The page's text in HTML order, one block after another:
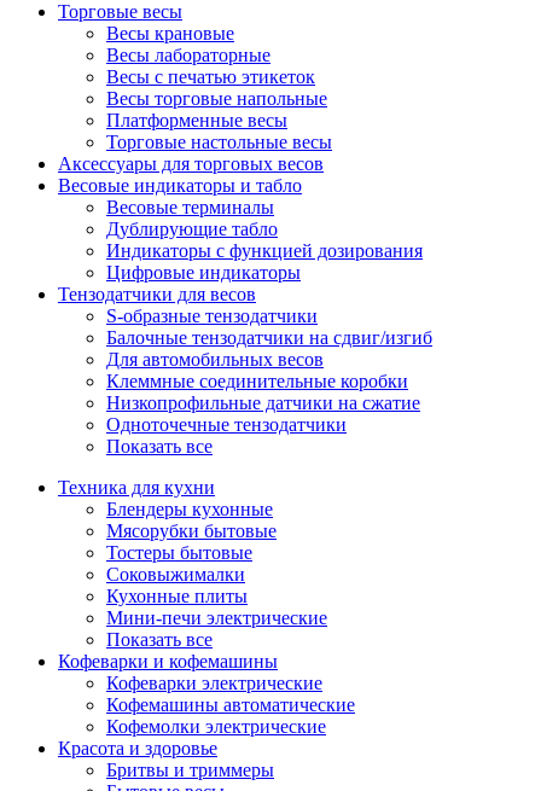
Торговые весы
Весы крановые
Весы лабораторные
Весы с печатью этикеток
Весы торговые напольные
Платформенные весы
Торговые настольные весы
Аксессуары для торговых весов
Весовые индикаторы и табло
Весовые терминалы
Дублирующие табло
Индикаторы с функцией дозирования
Цифровые индикаторы
Тензодатчики для весов
S-образные тензодатчики
Балочные тензодатчики на сдвиг/изгиб
Для автомобильных весов
Клеммные соединительные коробки
Низкопрофильные датчики на сжатие
Одноточечные тензодатчики
Показать все
Техника для кухни
Блендеры кухонные
Мясорубки бытовые
Тостеры бытовые
Соковыжималки
Кухонные плиты
Мини-печи электрические
Показать все
Кофеварки и кофемашины
Кофеварки электрические
Кофемашины автоматические
Кофемолки электрические
Красота и здоровье
Бритвы и триммеры